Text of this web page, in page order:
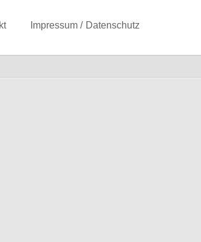
Impressum / Datenschutz